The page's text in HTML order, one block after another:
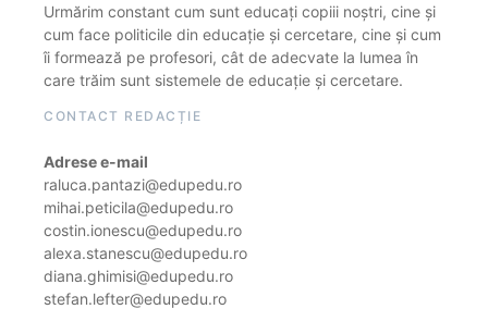
Urmărim constant cum sunt educați copiii noștri, cine și
cum face politicile din educație și cercetare, cine și cum
îi formează pe profesori, cât de adecvate la lumea în
care trăim sunt sistemele de educație și cercetare.
CONTACT REDACȚIE
Adrese e-mail
raluca.pantazi@edupedu.ro
mihai.peticila@edupedu.ro
costin.ionescu@edupedu.ro
alexa.stanescu@edupedu.ro
diana.ghimisi@edupedu.ro
stefan.lefter@edupedu.ro